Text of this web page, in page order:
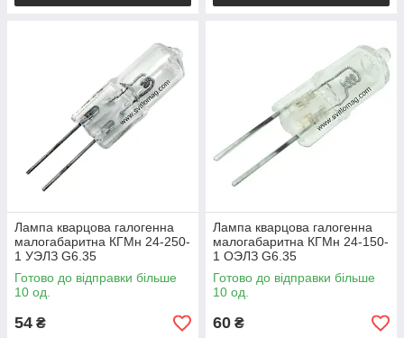
Лампа кварцова галогенна
малогабаритна КГМн 24-250-
1 УЭЛЗ G6.35
Готово до відправки більше
10 од.
54 ₴
Лампа кварцова галогенна
малогабаритна КГМн 24-150-
1 ОЭЛЗ G6.35
Готово до відправки більше
10 од.
60 ₴